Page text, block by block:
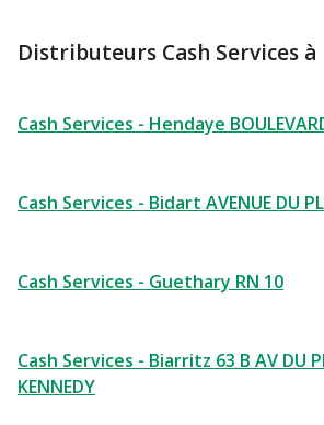
Distributeurs Cash Services
Cash Services - Hendaye
Cash Services - Bidart AVENUE DU
Cash Services - Guethary RN 10
Cash Services - Biarritz 63 B AV DU
KENNEDY